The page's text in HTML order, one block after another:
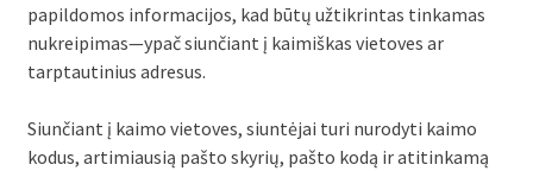
papildomos informacijos, kad būtų užtikrintas tinkamas
nukreipimas—ypač siunčiant į kaimiškas vietoves ar
tarptautinius adresus.
Siunčiant į kaimo vietoves, siuntėjai turi nurodyti kaimo
kodus, artimiausią pašto skyrių, pašto kodą ir atitinkamą